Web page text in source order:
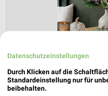
Datenschutzeinstellungen
Durch Klicken auf die
Standardeinstellung nur für
beibehalten.